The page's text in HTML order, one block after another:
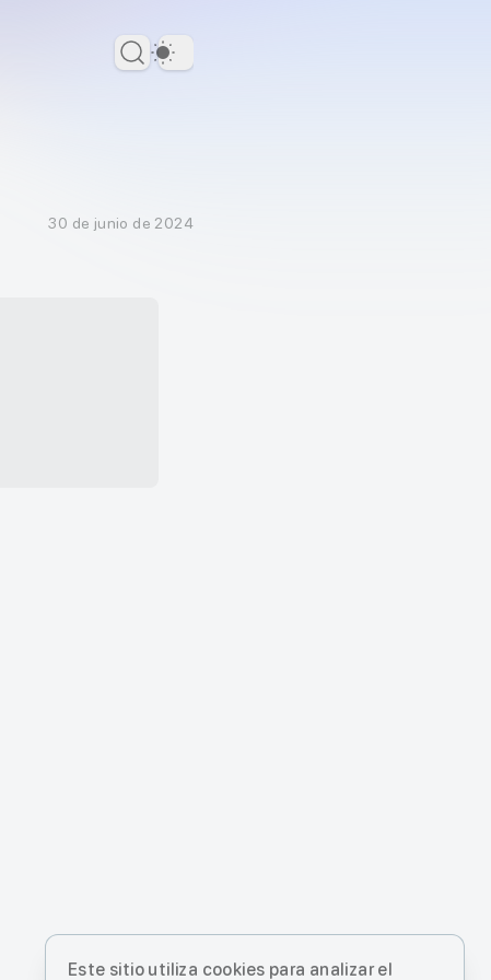
Dark Theme
30 de junio de 2024
Este sitio utiliza cookies para analizar el